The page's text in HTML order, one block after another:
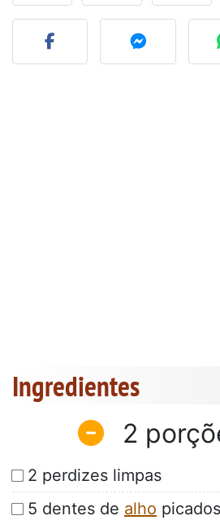
Fez esta
Ingredientes
2
2 perdizes limpas
5 dentes de alho picados